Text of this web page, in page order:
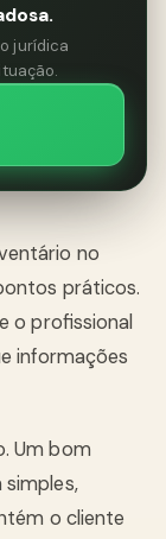
jurídica
no
práticos.
o profissional
informações
Um bom
o cliente